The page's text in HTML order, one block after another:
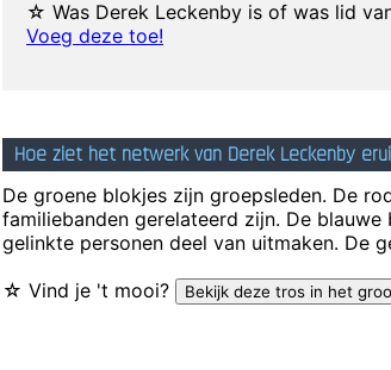
We don't like
I go to a very visual place
I guess I am a feminist of sorts.
☆ Was Derek Leckenby is of was lid
Voeg deze toe!
Hoe ziet het netwerk van Derek Leckenby
De groene blokjes zijn groepsleden. De
familiebanden gerelateerd zijn. De
gelinkte personen deel van uitmaken. De
☆ Vind je 't mooi?